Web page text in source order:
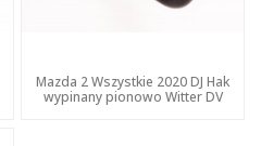
Mazda 2 Wszystkie 2020 DJ Hak
wypinany pionowo Witter DV